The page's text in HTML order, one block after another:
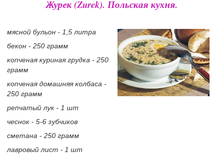
Журек (Zurek). Польская кухня.
мясной бульон - 1,5 литра
бекон - 250 грамм
копченая куриная грудка - 250
грамм
копченая домашняя колбаса -
250 грамм
репчатый лук - 1 шт
чеснок - 5-6 зубчиков
сметана - 250 грамм
лавровый лист - 1 шт